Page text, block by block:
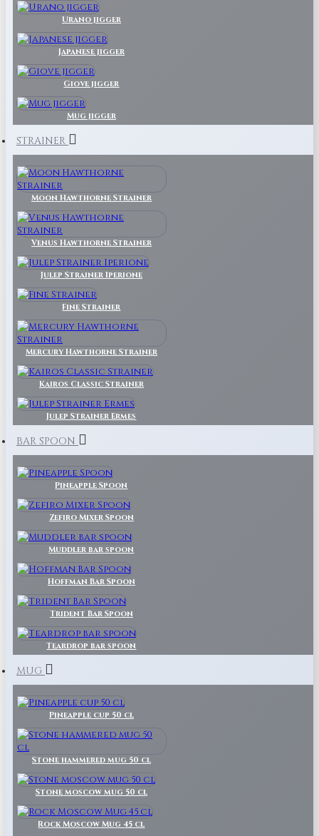
Urano jigger
Japanese jigger
Giove jigger
Mug jigger
STRAINER
Moon Hawthorne Strainer
Venus Hawthorne Strainer
Julep Strainer Iperione
Fine Strainer
Mercury Hawthorne Strainer
Kairos Classic Strainer
Julep Strainer Ermes
BAR SPOON
Pineapple Spoon
Zefiro Mixer Spoon
Muddler bar spoon
Hoffman Bar Spoon
Trident Bar Spoon
Teardrop bar spoon
MUG
Pineapple cup 50 cl
Stone hammered mug 50 cl
Stone moscow mug 50 cl
Rock Moscow Mug 45 cl